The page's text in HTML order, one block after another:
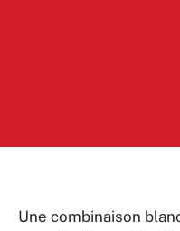
Une combinaison